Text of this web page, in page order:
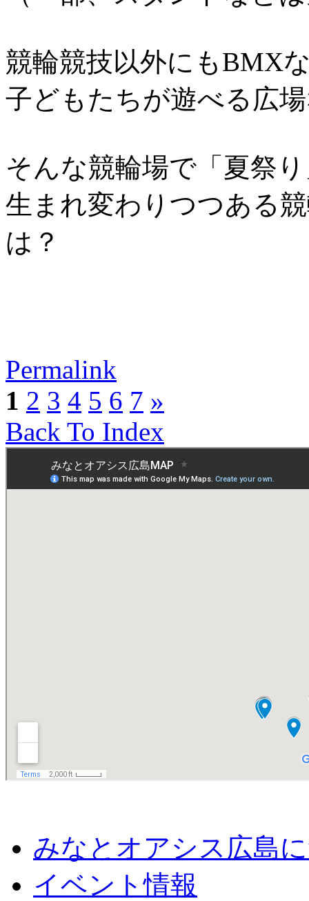
競輪競技以外にもBMX
子どもたちが遊べる広
そんな競輪場で「夏祭
生まれ変わりつつある
は？
Permalink
1 2 3 4 5 6 7 »
Back To Index
みなとオアシス広島
イベント情報